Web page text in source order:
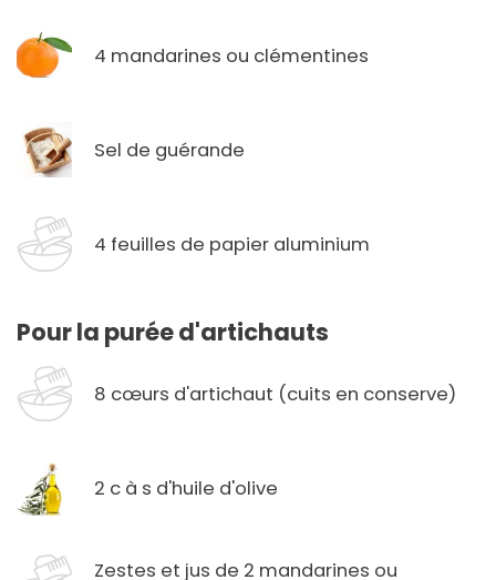
4 mandarines ou clémentines
Sel de guérande
4 feuilles de papier aluminium
Pour la purée d'artichauts
8 cœurs d'artichaut (cuits en conserve)
2 c à s d'huile d'olive
Zestes et jus de 2 mandarines ou